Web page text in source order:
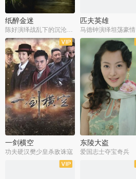
纸醉金迷 匹夫英雄
马德钟演绎坦荡豪情
全40集
一剑横空
功夫硬汉樊少皇杀敌诛寇
全33集
东陵大盗
爱国志士夺宝奇兵